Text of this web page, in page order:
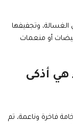
وتجفيفها
أو منعمات
هي أذكى
للارتداء جديدة 100%، من خامة فاخرة وناعمة، تم